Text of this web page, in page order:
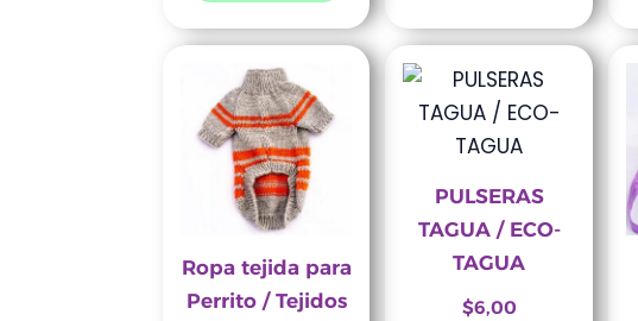
Ropa tejida para
Perrito / Tejidos
Rango
desde
Este
variantes.PULSERAS
TAGUA / ECO-
TAGUA
$6,00